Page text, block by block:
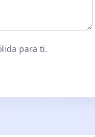
para ti.